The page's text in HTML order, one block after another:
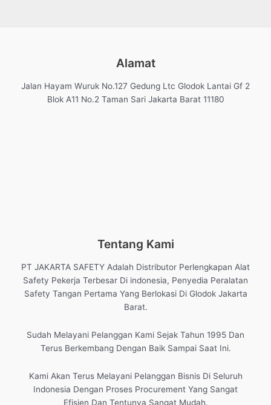
Alamat
Jalan Hayam Wuruk No.127 Gedung Ltc Glodok Lantai Gf 2
Blok A11 No.2 Taman Sari Jakarta Barat 11180
Tentang Kami
PT JAKARTA SAFETY Adalah Distributor Perlengkapan Alat
Safety Pekerja Terbesar Di indonesia, Penyedia Peralatan
Safety Tangan Pertama Yang Berlokasi Di Glodok Jakarta
Barat.
Sudah Melayani Pelanggan Kami Sejak Tahun 1995 Dan
Terus Berkembang Dengan Baik Sampai Saat Ini.
Kami Akan Terus Melayani Pelanggan Bisnis Di Seluruh
Indonesia Dengan Proses Procurement Yang Sangat
Efisien Dan Tentunya Sangat Mudah.